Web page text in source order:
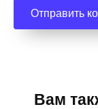
Вам